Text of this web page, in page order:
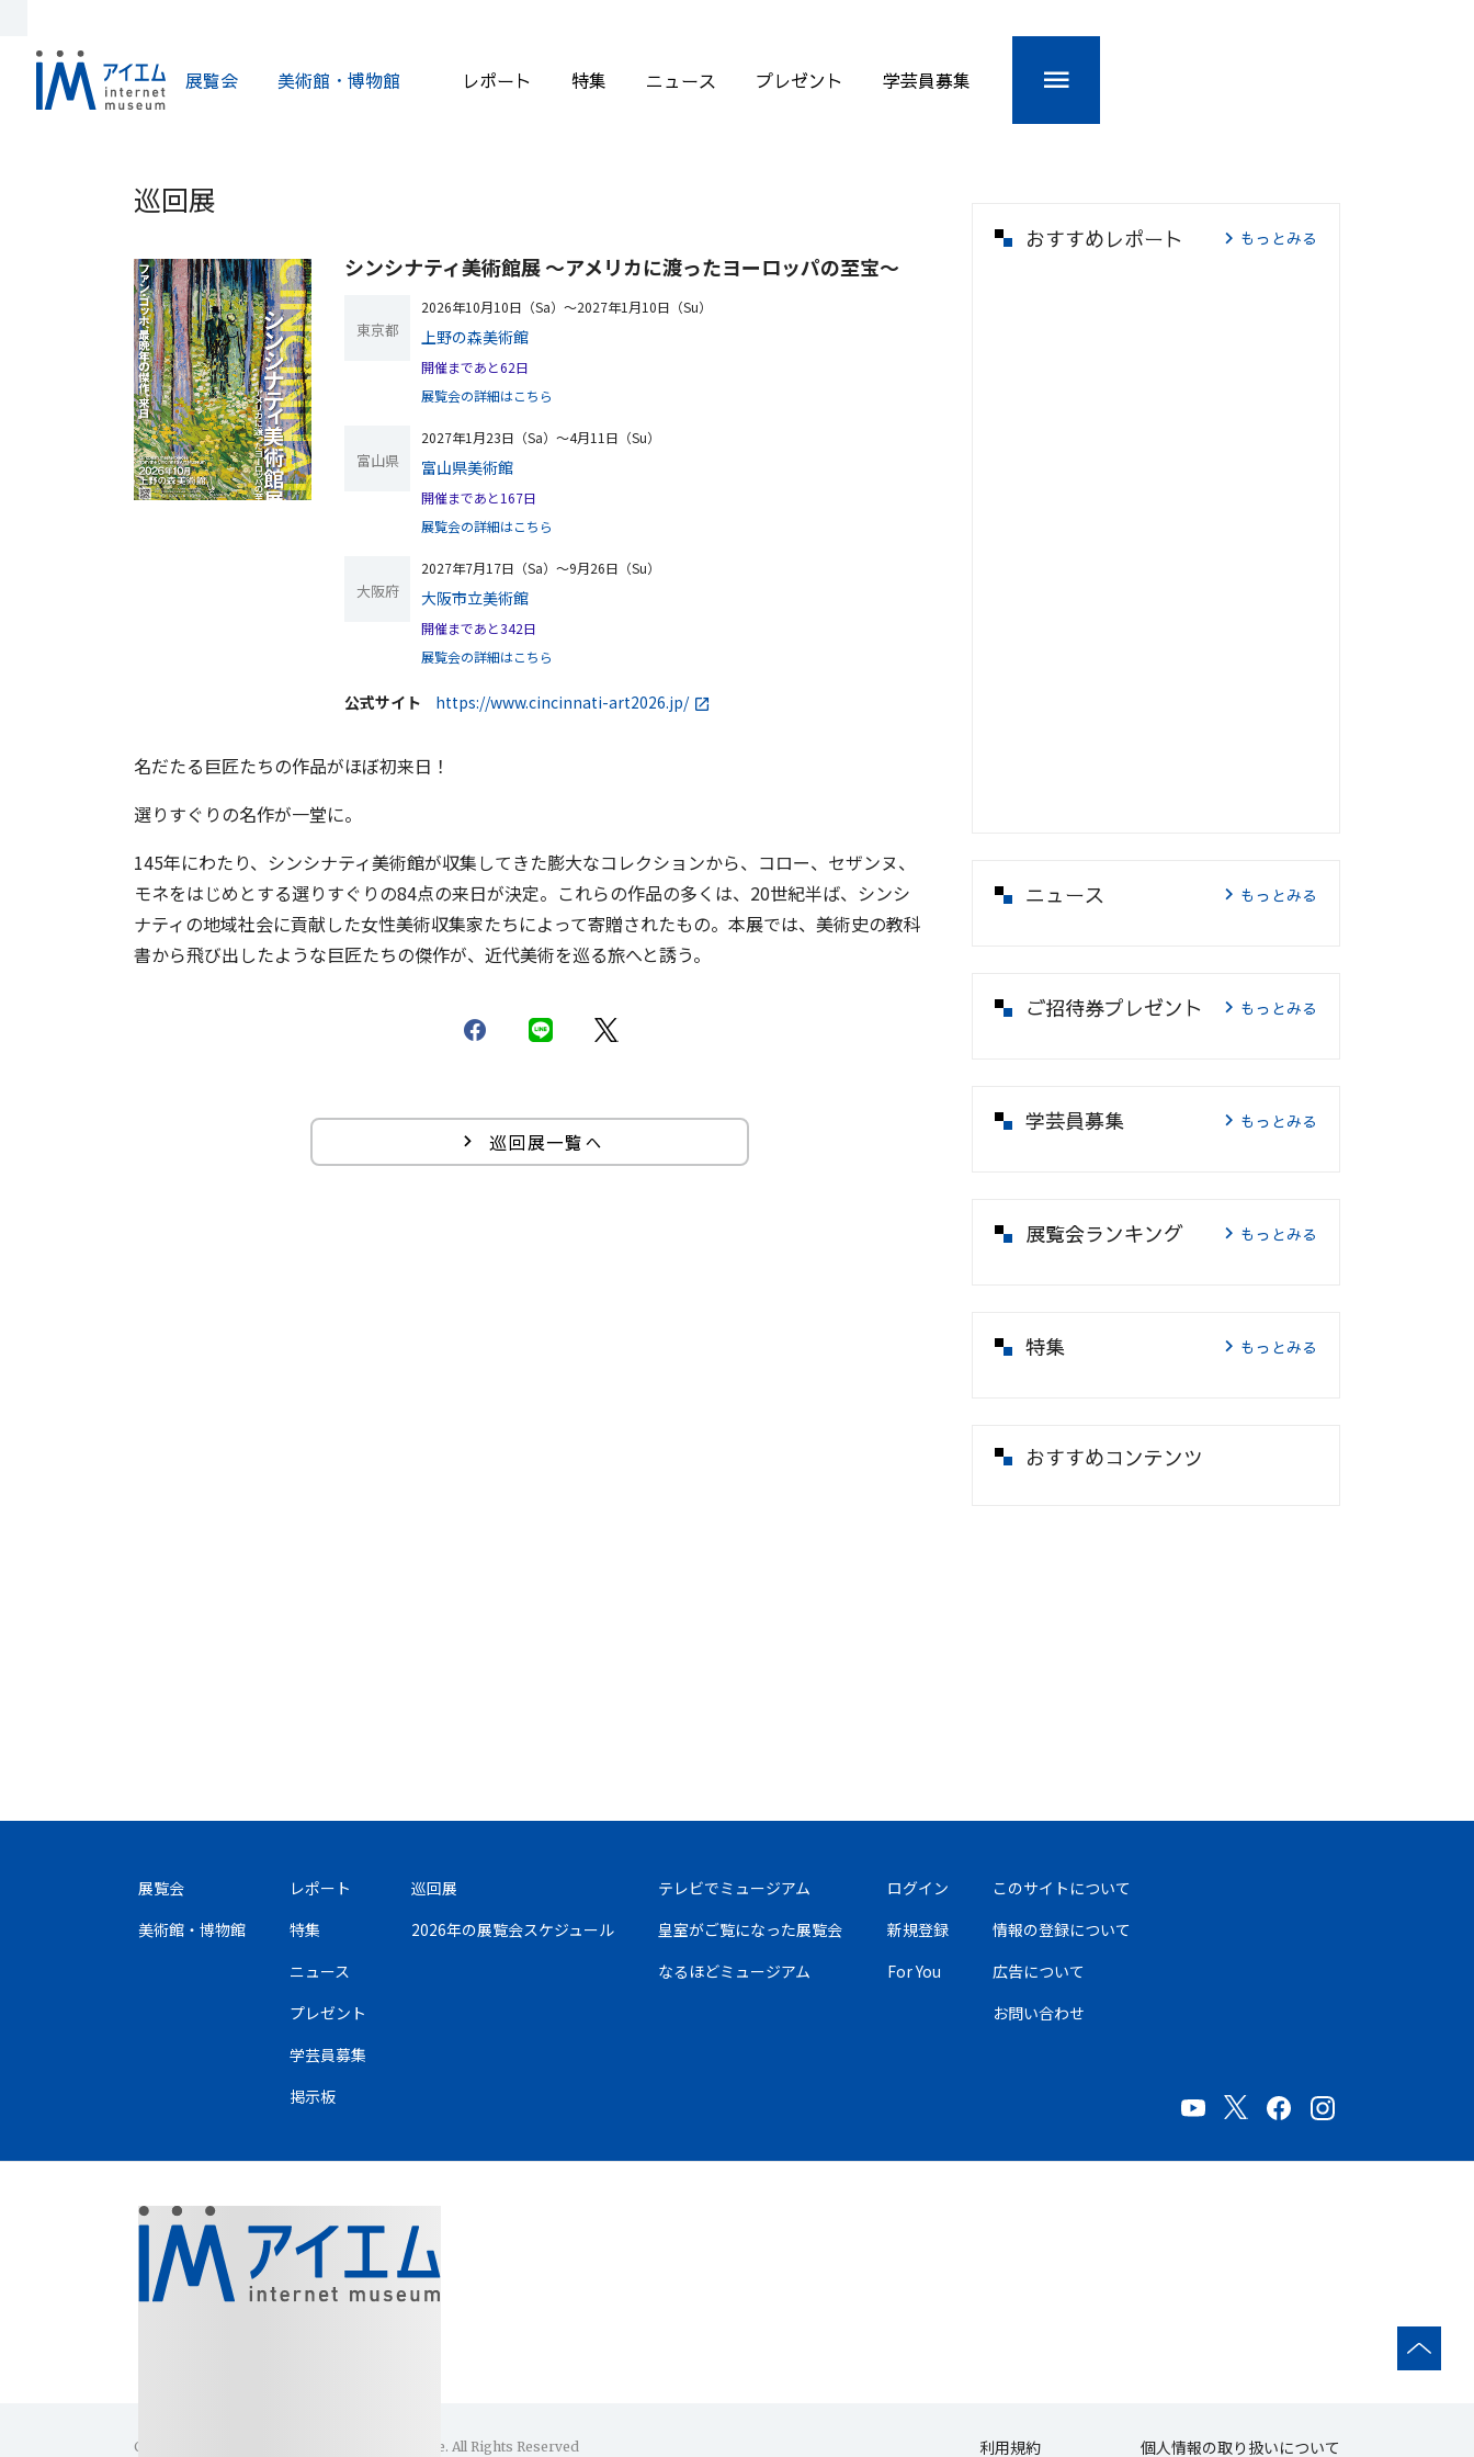
展覧会 美術館・博物館 レポート 特集 ニュース プレゼント 学芸員募集
巡回展
シンシナティ美術館展 ～アメリカに渡ったヨーロッパの至宝～
東京都
2026年10月10日（Sa）〜2027年1月10日（Su）
上野の森美術館
開催まであと62日
展覧会の詳細はこちら
富山県
2027年1月23日（Sa）〜4月11日（Su）
富山県美術館
開催まであと167日
展覧会の詳細はこちら
大阪府
2027年7月17日（Sa）〜9月26日（Su）
大阪市立美術館
開催まであと342日
展覧会の詳細はこちら
公式サイト https://www.cincinnati-art2026.jp/
名だたる巨匠たちの作品がほぼ初来日！
選りすぐりの名作が一堂に。
145年にわたり、シンシナティ美術館が収集してきた膨大なコレクションから、コロー、セザンヌ、
モネをはじめとする選りすぐりの84点の来日が決定。これらの作品の多くは、20世紀半ば、シンシ
ナティの地域社会に貢献した女性美術収集家たちによって寄贈されたもの。本展では、美術史の教科
書から飛び出したような巨匠たちの傑作が、近代美術を巡る旅へと誘う。
巡回展一覧へ
おすすめレポート もっとみる
ニュース もっとみる
ご招待券プレゼント もっとみる
学芸員募集 もっとみる
展覧会ランキング もっとみる
特集 もっとみる
おすすめコンテンツ
展覧会
美術館・博物館
レポート
特集
ニュース
プレゼント
学芸員募集
掲示板
巡回展
2026年の展覧会スケジュール
テレビでミュージアム
皇室がご覧になった展覧会
なるほどミュージアム
ログイン
新規登録
For You
このサイトについて
情報の登録について
広告について
お問い合わせ
Copyright(C)1996-2026 Internet Museum Office. All Rights Reserved 利用規約 個人情報の取り扱いについて